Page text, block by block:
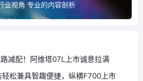
业视角 专业的内容剖析
减配！阿维塔07L上市诚意拉满
松兼具智趣便捷，纵横F700上市